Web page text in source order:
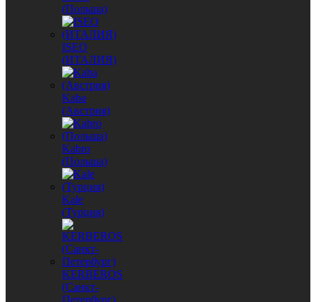
(Польша)
ISEO
(ИТАЛИЯ)
Kaba
(Австрия)
Kabro
(Польша)
Kale
(Турция)
KERBEROS
(Санкт-
Петербург)